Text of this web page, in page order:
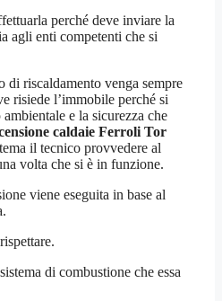
perché deve inviare la
agli enti competenti che si
di riscaldamento venga sempre
risiede l’immobile perché si
e la sicurezza che
caldaie Ferroli Tor
il tecnico provvedere al
volta che si è in funzione.
viene eseguita in base al
di combustione che essa